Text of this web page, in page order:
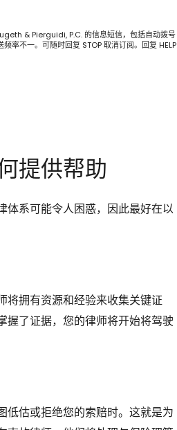
& Pierguidi, P.C. 的信息短信，包括自动拨号
率不一。可随时回复 STOP 取消订阅。回复 HELP
提供帮助
体系可能令人困惑，因此最好在以
将拥有资源和经验来收集关键证
握了证据，您的律师将开始将驾驶
低估或拒绝您的索赔时。这就是为